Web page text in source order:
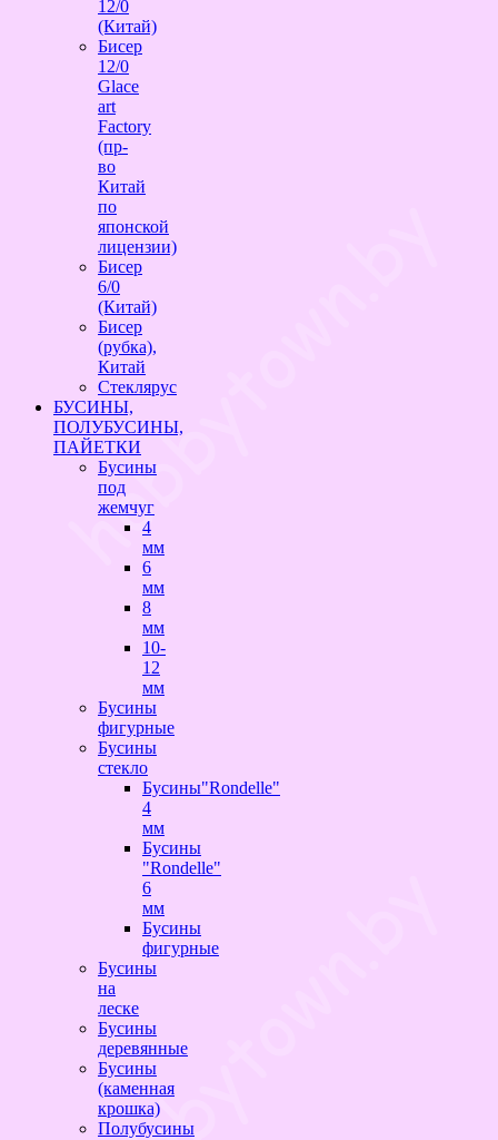
12/0
(Китай)
Бисер
12/0
Glace
art
Factory
(пр-
во
Китай
по
японской
лицензии)
Бисер
6/0
(Китай)
Бисер
(рубка),
Китай
Стеклярус
БУСИНЫ,
ПОЛУБУСИНЫ,
ПАЙЕТКИ
Бусины
под
жемчуг
4
мм
6
мм
8
мм
10-
12
мм
Бусины
фигурные
Бусины
стекло
Бусины"Rondelle"
4
мм
Бусины
"Rondelle"
6
мм
Бусины
фигурные
Бусины
на
леске
Бусины
деревянные
Бусины
(каменная
крошка)
Полубусины